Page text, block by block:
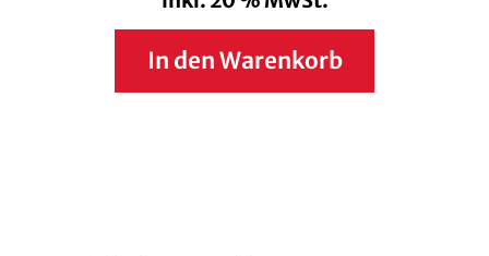
In den Warenkorb